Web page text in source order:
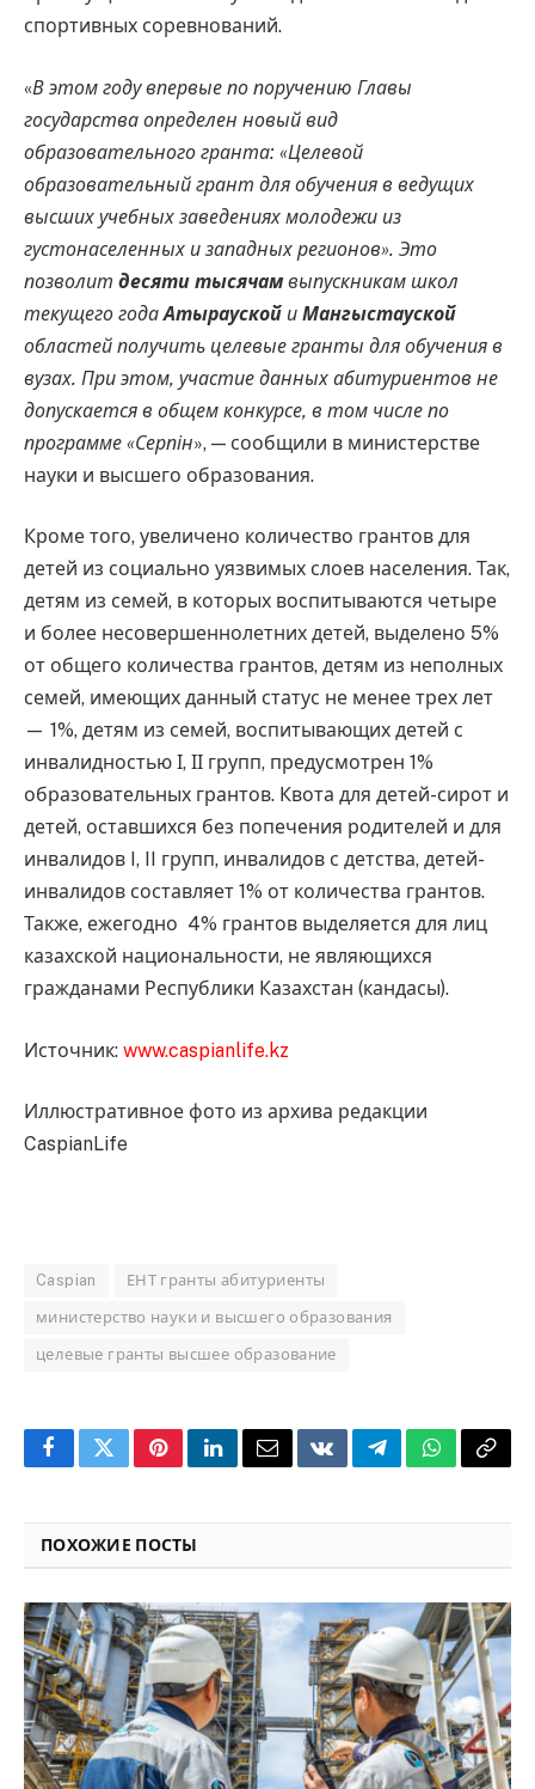
спортивных соревнований.
«В этом году впервые по поручению Главы
государства определен новый вид
образовательного гранта: «Целевой
образовательный грант для обучения в ведущих
высших учебных заведениях молодежи из
густонаселенных и западных регионов». Это
позволит десяти тысячамвыпускникам школ
текущего годаАтырауской и Мангыстауской
областей получить целевые гранты для обучения в
вузах. При этом, участие данных абитуриентов не
допускается в общем конкурсе, в том числе по
программе «Серпін», — сообщили в министерстве
науки и высшего образования.
Кроме того, увеличено количество грантов для
детей из социально уязвимых слоев населения. Так,
детям из семей, в которых воспитываются четыре
и более несовершеннолетних детей, выделено 5%
от общего количества грантов, детям из неполных
семей, имеющих данный статус не менее трех лет
— 1%, детям из семей, воспитывающих детей с
инвалидностью І, ІІ групп, предусмотрен 1%
образовательных грантов. Квота для детей-сирот и
детей, оставшихся без попечения родителей и для
инвалидов I, II групп, инвалидов с детства, детей-
инвалидов составляет 1% от количества грантов.
Также, ежегодно 4% грантов выделяется для лиц
казахской национальности, не являющихся
гражданами Республики Казахстан (кандасы).
Источник: www.caspianlife.kz
Иллюстративное фото из архива редакции
CaspianLife
Caspian ЕНТ гранты абитуриенты
министерство науки и высшего образования
целевые гранты высшее образование
FacebookTwitterPinterestLinkedInEmailVKontakteTelegramWhatsApp
Copy
ПОХОЖИЕ ПОСТЫ